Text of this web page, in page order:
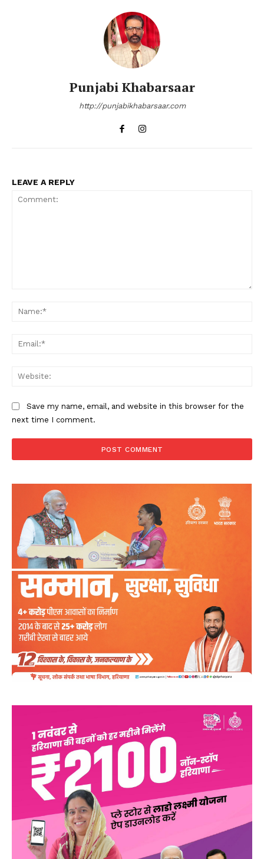
Punjabi Khabarsaar
http://punjabikhabarsaar.com
LEAVE A REPLY
Save my name, email, and website in this browser for the
next time I comment.